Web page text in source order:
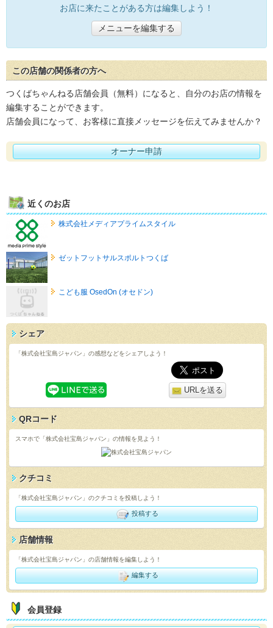
お店に来たことがある方は編集しよう！
メニューを編集する
この店舗の関係者の方へ
つくばちゃんねる店舗会員（無料）になると、自分のお店の情報を
編集することができます。
店舗会員になって、お客様に直接メッセージを伝えてみませんか？
オーナー申請
近くのお店
株式会社メディアプライムスタイル
ゼットフットサルスポルトつくば
こども服 OsedOn (オセドン)
シェア
「株式会社宝島ジャパン」の感想などをシェアしよう！
URLを送る
QRコード
スマホで「株式会社宝島ジャパン」の情報を見よう！
クチコミ
「株式会社宝島ジャパン」のクチコミを投稿しよう！
投稿する
店舗情報
「株式会社宝島ジャパン」の店舗情報を編集しよう！
編集する
会員登録